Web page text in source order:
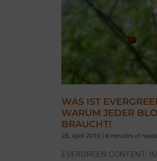
WAS IST
WARUM JEDER
BRAUCHT!
28. April 2019 8 minutes of
EVERGREEN CONTENT: